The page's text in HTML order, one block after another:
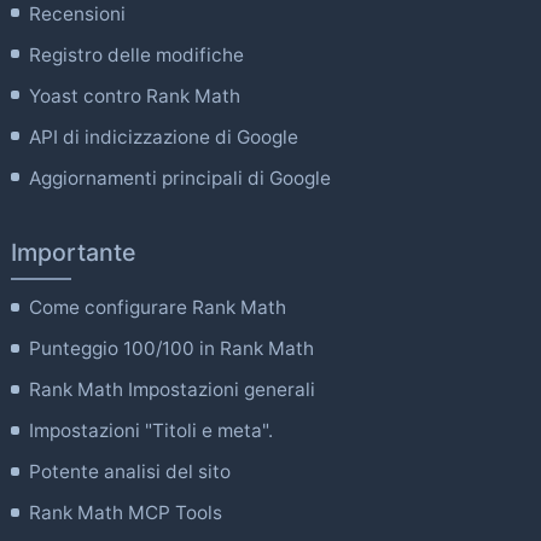
Recensioni
Registro delle modifiche
Yoast contro Rank Math
API di indicizzazione di Google
Aggiornamenti principali di Google
Importante
Come configurare Rank Math
Punteggio 100/100 in Rank Math
Rank Math Impostazioni generali
Impostazioni "Titoli e meta".
Potente analisi del sito
Rank Math MCP Tools